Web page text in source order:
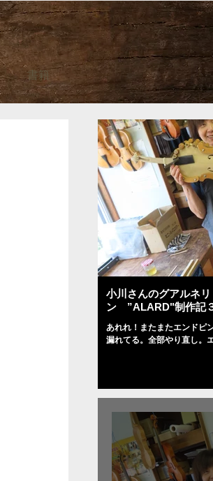
書籍
小川さんのグアルネ
ン ”ALARD"制作記
あれれ！またまたエンドピ
漏れてる。全部やり直し。